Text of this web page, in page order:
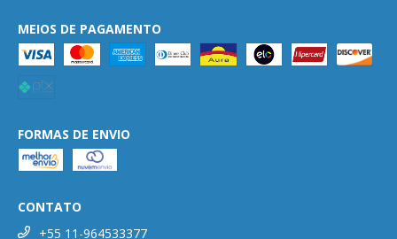
MEIOS DE PAGAMENTO
FORMAS DE ENVIO
CONTATO
+55 11-964533377